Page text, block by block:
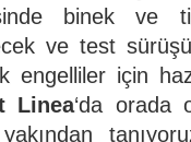
binek ve
ve test
engelliler için
Linea‘da orada